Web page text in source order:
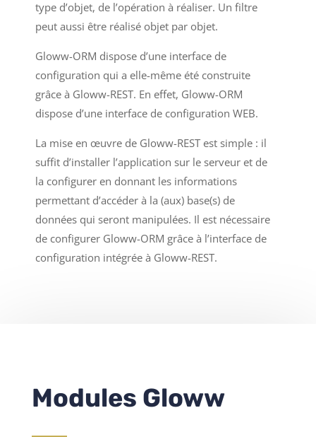
type d’objet, de l’opération à réaliser. Un filtre
peut aussi être réalisé objet par objet.
Gloww-ORM dispose d’une interface de
configuration qui a elle-même été construite
grâce à Gloww-REST. En effet, Gloww-ORM
dispose d’une interface de configuration WEB.
La mise en œuvre de Gloww-REST est simple : il
suffit d’installer l’application sur le serveur et de
la configurer en donnant les informations
permettant d’accéder à la (aux) base(s) de
données qui seront manipulées. Il est nécessaire
de configurer Gloww-ORM grâce à l’interface de
configuration intégrée à Gloww-REST.
Modules Gloww